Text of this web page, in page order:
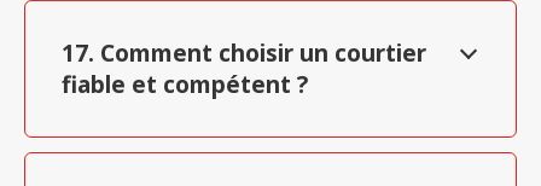
17. Comment choisir un courtier
fiable et compétent ?